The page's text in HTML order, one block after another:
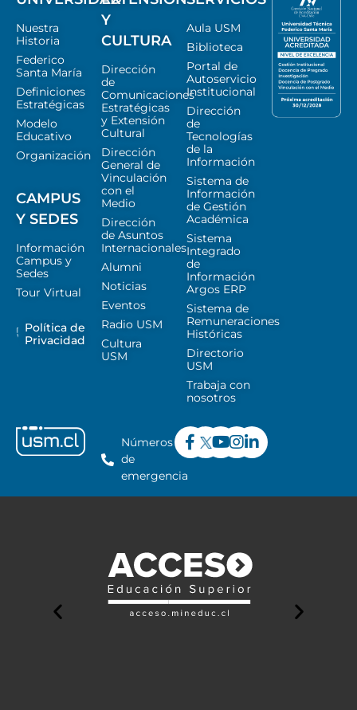
Nuestra
Historia
Federico
Santa María
Definiciones
Estratégicas
Modelo
Educativo
Organización
CAMPUS
Y SEDES
Información
Campus y
Sedes
Tour Virtual
Política de
Privacidad
Y
CULTURA
Dirección
de
Comunicaciones
Estratégicas
y Extensión
Cultural
Dirección
General de
Vinculación
con el
Medio
Dirección
de Asuntos
Internacionales
Alumni
Noticias
Eventos
Radio USM
Cultura
USM
Aula USM
Biblioteca
Portal de
Autoservicio
Institucional
Dirección
de
Tecnologías
de la
Información
Sistema de
Información
de Gestión
Académica
Sistema
Integrado
de
Información
Argos ERP
Sistema de
Remuneraciones
Históricas
Directorio
USM
Trabaja con
nosotros
Números
de
emergencia